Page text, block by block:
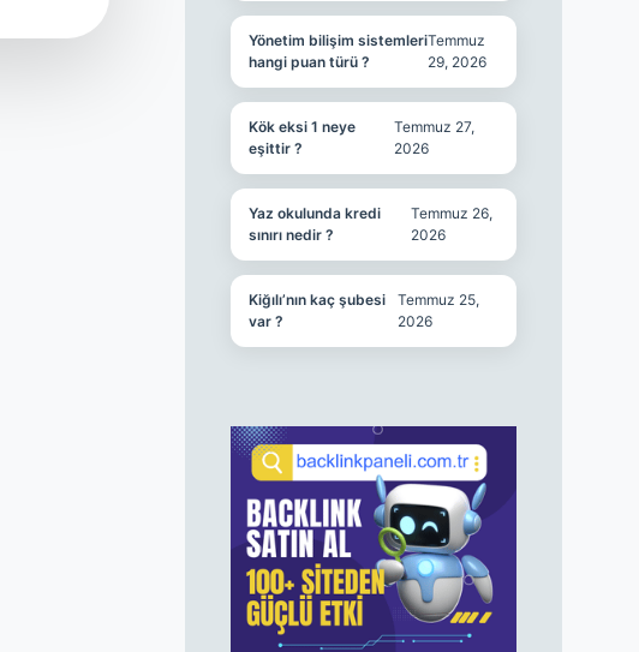
Yönetim bilişim sistemleri
hangi puan türü ?
Temmuz
29, 2026
Kök eksi 1 neye
eşittir ?
Temmuz 27,
2026
Yaz okulunda kredi
sınırı nedir ?
Temmuz 26,
2026
Kiğılı’nın kaç şubesi
var ?
Temmuz 25,
2026